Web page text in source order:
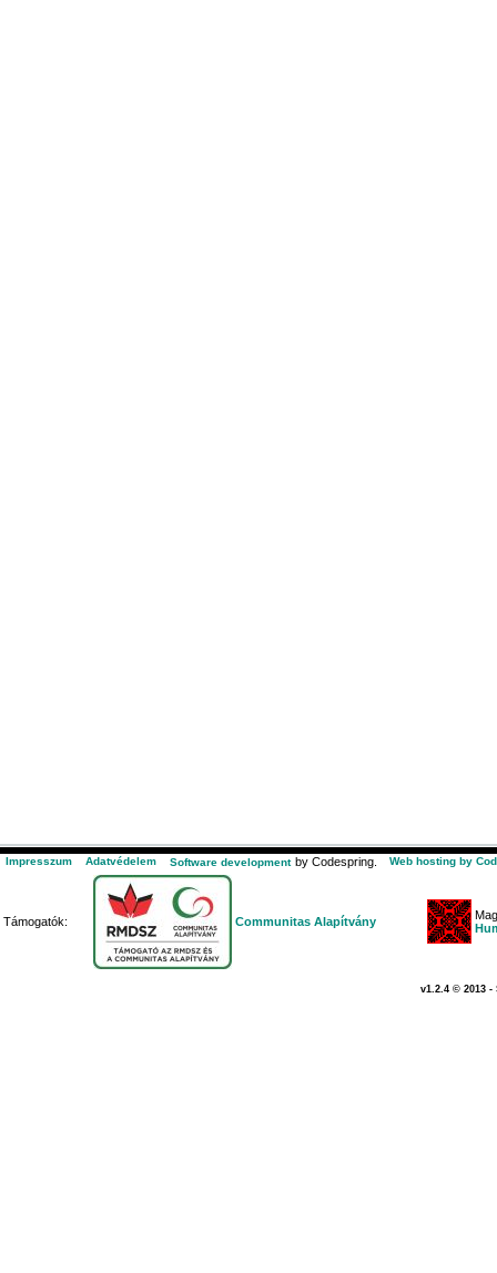
Impresszum Adatvédelem Software development by Codespring. Web hosting by
Támogatók: Communitas Alapítvány
v1.2.4 © 2013